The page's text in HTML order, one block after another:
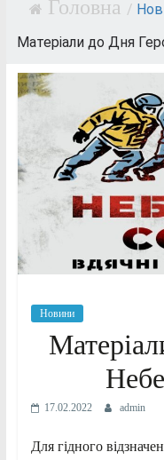
/
Матеріали до Дня
Новини
17.02.2022 admin
Для гідного